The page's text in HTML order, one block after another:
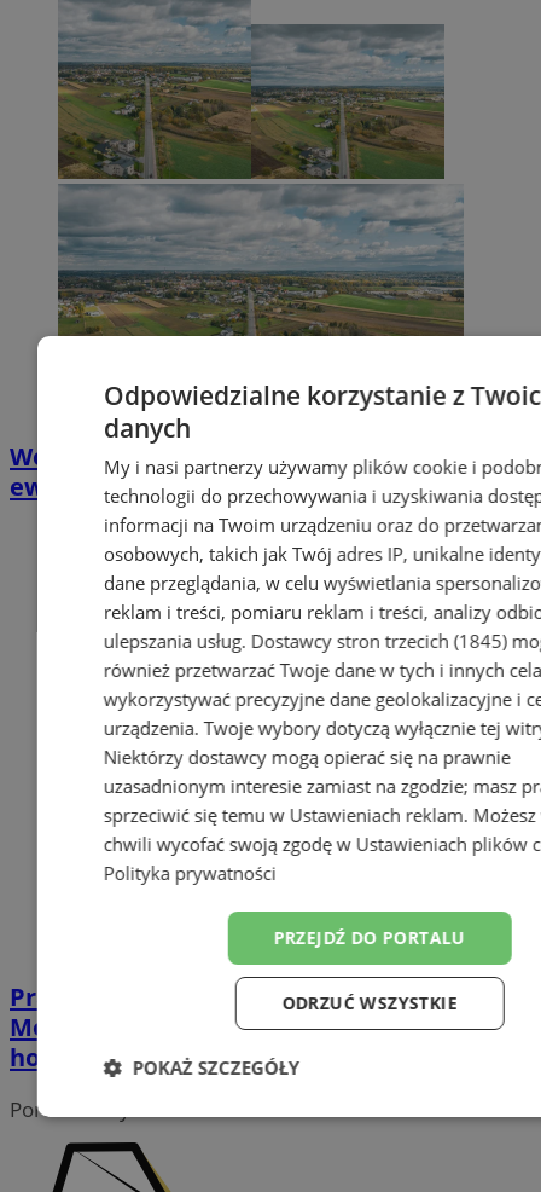
Wodzisław Śląski: projekt modernizacji
ewidencji gruntów do wglądu w Starostwie
Prace geodezyjne w Wodzisławiu.
Modernizacja ewidencji gruntów na
horyzoncie
Portal należy do sieci
Odpowiedzialne korzystanie z
danych
My i nasi partnerzy używamy plików cookie i
technologii do przechowywania i uzyskiwania
informacji na Twoim urządzeniu oraz do
osobowych, takich jak Twój adres IP, unikalne
dane przeglądania, w celu wyświetlania
reklam i treści, pomiaru reklam i treści, analizy
ulepszania usług. Dostawcy stron trzecich (1845)
również przetwarzać Twoje dane w tych i innych
wykorzystywać precyzyjne dane geolokalizacyjne i
urządzenia. Twoje wybory dotyczą wyłącznie tej
Niektórzy dostawcy mogą opierać się na prawnie
uzasadnionym interesie zamiast na zgodzie; masz
sprzeciwić się temu w Ustawieniach reklam.
chwili wycofać swoją zgodę w Ustawieniach plików
Polityka prywatności
PRZEJDŹ DO PORTALU
ODRZUĆ WSZYSTKIE
POKAŻ SZCZEGÓŁY
Niezbędne Wydajność